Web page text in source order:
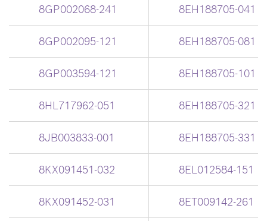
8GP002068-241 8EH188705-041
8GP002095-121 8EH188705-081
8GP003594-121 8EH188705-101
8HL717962-051 8EH188705-321
8JB003833-001 8EH188705-331
8KX091451-032 8EL012584-151
8KX091452-031 8ET009142-261